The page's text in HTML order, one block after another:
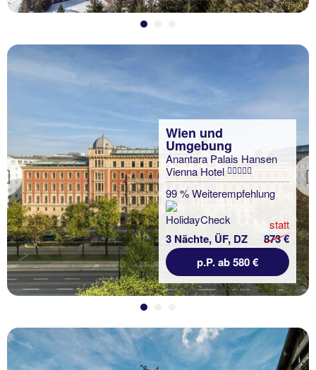
Previous
Wien und
Umgebung
Anantara Palais Hansen
Vienna Hotel
99 % Weiterempfehlung
3 Nächte, ÜF, DZ
statt
873 €
p.P. ab 580 €